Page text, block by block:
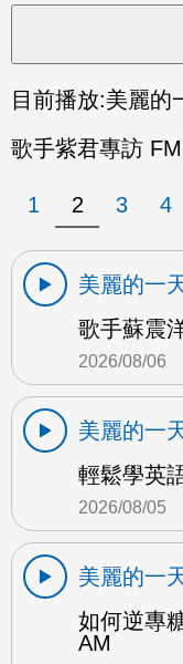
目前播放:美麗的
歌手紫君專訪
1 2 3 4
美麗的一
歌手蘇震
2026/08/06
美麗的一
輕鬆學英
2026/08/05
美麗的一
如何逆專
AM